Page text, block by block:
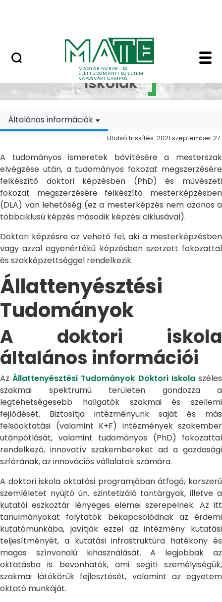
MAGYAR AGRÁR- ÉS
ÉLETTUDOMÁNYI EGYETEM
KAPOSVÁRI CAMPUS
Doktori Iskolák -
Doktori
Iskolák
Általános információk
Utolsó frissítés: 2021 szeptember 27.
A tudományos ismeretek bővítésére a mesterszak
elvégzése után, a tudományos fokozat megszerzésére
felkészítő doktori képzésben (PhD) és művészeti
fokozat megszerzésére felkészítő mesterképzésben
(DLA) van lehetőség (ez a mesterképzés nem azonos a
többciklusú képzés második képzési ciklusával).
Doktori képzésre az vehető fel, aki a mesterképzésben
vagy azzal egyenértékű képzésben szerzett fokozattal
és szakképzettséggel rendelkezik.
Állattenyésztési
Tudományok
A doktori iskola
általános információi
AzÁllattenyésztési Tudományok Doktori Iskolaszéles
szakmai spektrumú területen gondozza a
legtehetségesebb hallgatók szakmai és szellemi
fejlődését. Biztosítja intézményünk saját és más
felsőoktatási (valamint K+F) intézmények szakember
utánpótlását, valamint tudományos (PhD) fokozattal
rendelkező, innovatív szakembereket ad a gazdasági
szférának, az innovációs vállalatok számára.
A doktori iskola oktatási programjában átfogó, korszerű
szemléletet nyújtó ún. szintetizáló tantárgyak, illetve a
kutatói eszköztár lényeges elemei szerepelnek. Az itt
tanulmányokat folytatók bekapcsolódnak az érdemi
kutatómunkába, javítják ezzel az intézmény kutatási
teljesítményét, a kutatási infrastruktúra hatékony és
magas színvonalú kihasználását. A legjobbak az
oktatásba is bevonhatók, ami segíti személyiségük,
szakmai látókörük fejlesztését, valamint az egyetem
oktató munkáját.